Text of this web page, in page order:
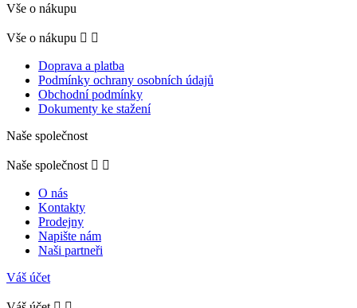
Vše o nákupu
Vše o nákupu  
Doprava a platba
Podmínky ochrany osobních údajů
Obchodní podmínky
Dokumenty ke stažení
Naše společnost
Naše společnost  
O nás
Kontakty
Prodejny
Napište nám
Naši partneři
Váš účet